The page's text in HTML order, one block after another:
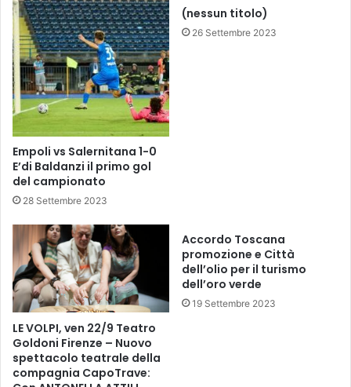
l
a
t
i
d
e
F
a
t
T
a
c
k
”
,
p
r
o
Empoli vs Salernitana 1-0
E’di Baldanzi il primo gol
del campionato
28 Settembre 2023
(nessun titolo)
26 Settembre 2023
LE VOLPI, ven 22/9 Teatro
Goldoni Firenze – Nuovo
spettacolo teatrale della
compagnia CapoTrave:
Accordo Toscana
promozione e Città
dell’olio per il turismo
dell’oro verde
19 Settembre 2023